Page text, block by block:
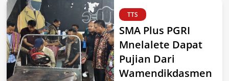
TTS
SMA Plus PGRI
Mnelalete Dapat
Pujian Dari
Wamendikdasmen